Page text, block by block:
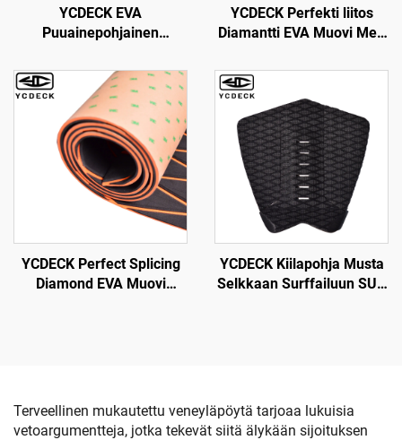
YCDECK EVA
Puuainepohjainen
Liimausperusteella
Merenkuljetus
Itseliimautuva Lattia
96''x45.6''/36''/21.6''/16.8''/7.2'',
Teko Teekkilanka
Jonveneille
Moottoriveneille
Matkustajalaivoille
Yhtenäismallina Kayak
Surffittelu
YCDECK Perfekti liitos
Diamantti EVA Muovi Meri
Vastakaatio Matto Jon
Moottoriveneille, Yolleen
Ohjauspadille, RV:n
Lattialle
YCDECK Perfect Splicing
Diamond EVA Muovi
Kalastusvene
Selkäkeihäsurffaus
YCDECK Kiilapohja Musta
Selkkaan Surffailuun SUP
Terveellinen mukautettu veneyläpöytä tarjoaa lukuisia
vetoargumentteja, jotka tekevät siitä älykään sijoituksen